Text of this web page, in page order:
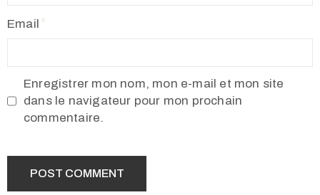
Email
Enregistrer mon nom, mon e-mail et mon site
dans le navigateur pour mon prochain
commentaire.